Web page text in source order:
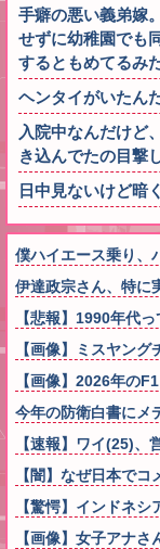
手癖の悪い義弟嫁
せずに幼稚園でも
するともめてるみ
ヘンタイがいたん
入院中なんだけど
き込んでたの目撃
日中見ないけど暗
僕ハイエース乗り、
伊達政宗さん、特に
【悲報】1990年代
【画像】ミスヤン
【画像】2026年の
今年の防衛白書にメ
【速報】ワイ(25)、
【闇】なぜ日本で
【驚愕】インドネ
【画像】女子アナ